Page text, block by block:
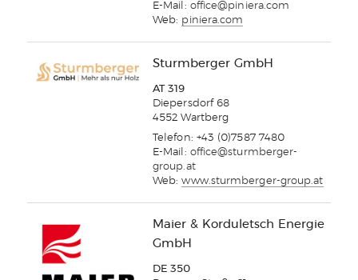
E-Mail: office@piniera.com
Web: piniera.com
Sturmberger GmbH
AT 319
Diepersdorf 68
4552 Wartberg
Telefon: +43 (0)7587 7480
E-Mail: office@sturmberger-
group.at
Web:www.sturmberger-group.at
Maier & Korduletsch Energie
GmbH
DE 350